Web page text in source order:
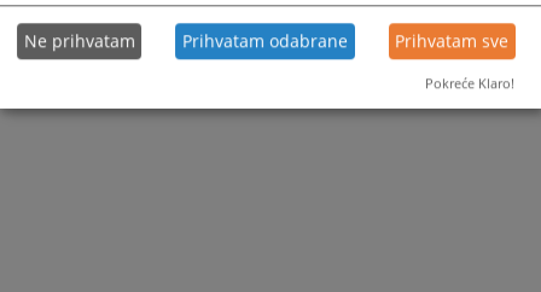
Ne prihvatam Prihvatam odabrane Prihvatam sve
Pokreće Klaro!